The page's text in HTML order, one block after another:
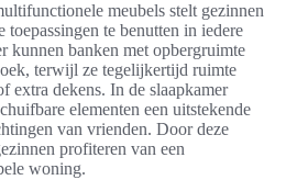
meubels stelt gezinnen
toepassingen te benutten in iedere
kunnen banken met opbergruimte
terwijl ze tegelijkertijd ruimte
extra dekens. In de slaapkamer
elementen een uitstekende
van vrienden. Door deze
profiteren van een
woning.